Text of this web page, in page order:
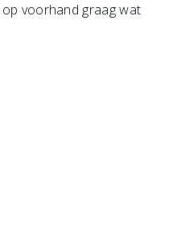
voorhand graag wat